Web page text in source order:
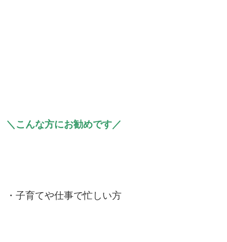
＼こんな方にお勧めです／
・子育てや仕事で忙しい方